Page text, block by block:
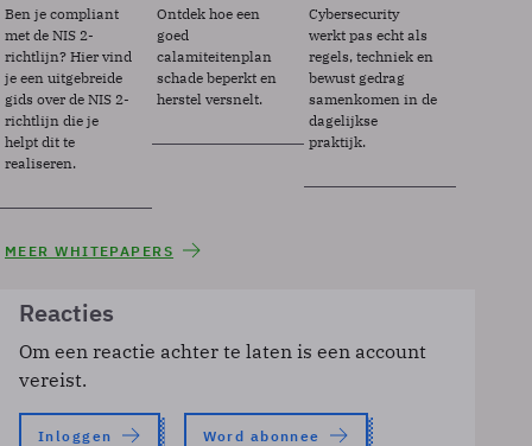
Ben je compliant
met de NIS 2-
richtlijn? Hier vind
je een uitgebreide
gids over de NIS 2-
richtlijn die je
helpt dit te
realiseren.
Ontdek hoe een
goed
calamiteitenplan
schade beperkt en
herstel versnelt.
Cybersecurity
werkt pas echt als
regels, techniek en
bewust gedrag
samenkomen in de
dagelijkse
praktijk.
MEER WHITEPAPERS
Reacties
Om een reactie achter te laten is een account
vereist.
Inloggen Word abonnee